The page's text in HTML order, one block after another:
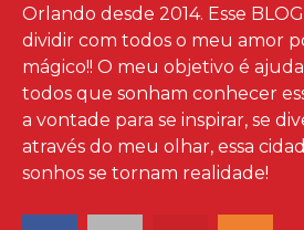
Orlando desde 2014. Esse
dividir com todos o meu amor
mágico!! O meu objetivo é
todos que sonham conhecer
a vontade para se inspirar, se
através do meu olhar, essa
sonhos se tornam realidade!